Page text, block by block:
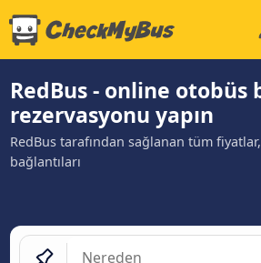
RedBus - online otobüs
rezervasyonu yapın
RedBus tarafından sağlanan tüm
bağlantıları